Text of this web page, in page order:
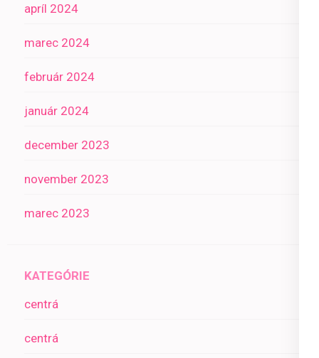
apríl 2024
marec 2024
február 2024
január 2024
december 2023
november 2023
marec 2023
KATEGÓRIE
centrá
centrá